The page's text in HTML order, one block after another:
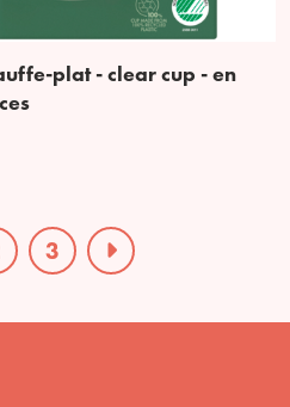
plat - clear cup - en
3